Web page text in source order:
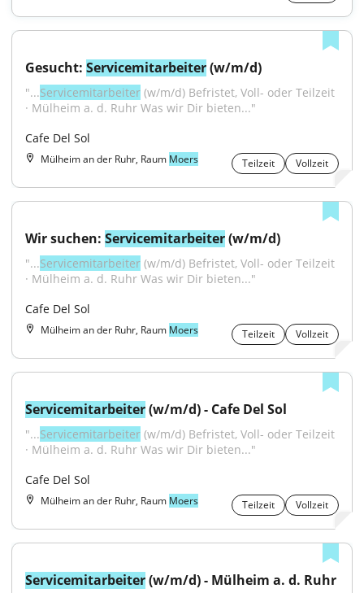
Gesucht: Servicemitarbeiter (w/m/d)
"...Servicemitarbeiter (w/m/d) Befristet, Voll- oder Teilzeit
· Mülheim a. d. Ruhr Was wir Dir bieten..."
Cafe Del Sol
Mülheim an der Ruhr, Raum Moers Teilzeit Vollzeit
Wir suchen: Servicemitarbeiter (w/m/d)
"...Servicemitarbeiter (w/m/d) Befristet, Voll- oder Teilzeit
· Mülheim a. d. Ruhr Was wir Dir bieten..."
Cafe Del Sol
Mülheim an der Ruhr, Raum Moers Teilzeit Vollzeit
Servicemitarbeiter (w/m/d) - Cafe Del Sol
"...Servicemitarbeiter (w/m/d) Befristet, Voll- oder Teilzeit
· Mülheim a. d. Ruhr Was wir Dir bieten..."
Cafe Del Sol
Mülheim an der Ruhr, Raum Moers Teilzeit Vollzeit
Servicemitarbeiter (w/m/d) - Mülheim a. d. Ruhr